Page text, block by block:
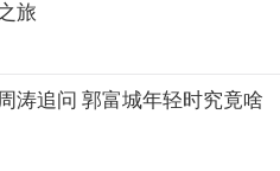
旅
涛追问 郭富城年轻时究竟啥